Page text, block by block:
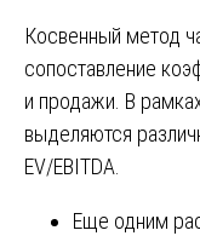
Косвенный метод
сопоставление
и продажи. В
выделяются
EV/EBITDA.
Еще одним